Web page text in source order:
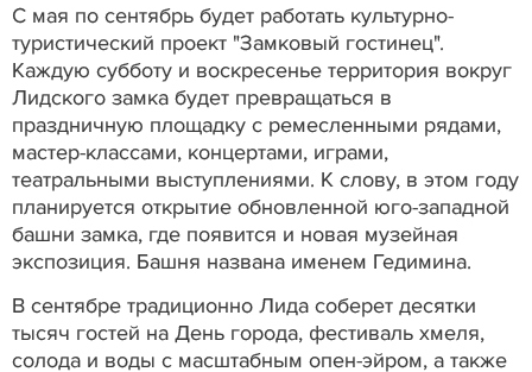
С мая по сентябрь будет работать культурно-
туристический проект "Замковый гостинец".
Каждую субботу и воскресенье территория вокруг
Лидского замка будет превращаться в
праздничную площадку с ремесленными рядами,
мастер-классами, концертами, играми,
театральными выступлениями. К слову, в этом году
планируется открытие обновленной юго-западной
башни замка, где появится и новая музейная
экспозиция. Башня названа именем Гедимина.
В сентябре традиционно Лида соберет десятки
тысяч гостей на День города, фестиваль хмеля,
солода и воды с масштабным опен-эйром, а также